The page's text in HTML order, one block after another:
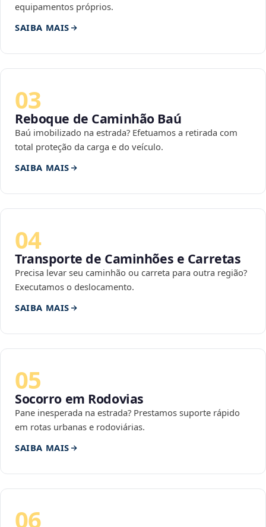
equipamentos próprios.
SAIBA MAIS
03
Reboque de Caminhão Baú
Baú imobilizado na estrada? Efetuamos a retirada com
total proteção da carga e do veículo.
SAIBA MAIS
04
Transporte de Caminhões e Carretas
Precisa levar seu caminhão ou carreta para outra região?
Executamos o deslocamento.
SAIBA MAIS
05
Socorro em Rodovias
Pane inesperada na estrada? Prestamos suporte rápido
em rotas urbanas e rodoviárias.
SAIBA MAIS
06